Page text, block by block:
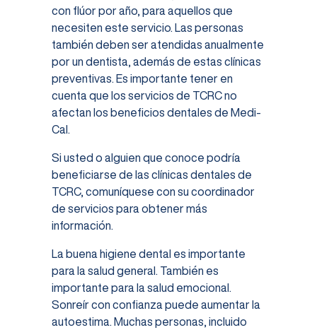
con flúor por año, para aquellos que
necesiten este servicio. Las personas
también deben ser atendidas anualmente
por un dentista, además de estas clínicas
preventivas. Es importante tener en
cuenta que los servicios de TCRC no
afectan los beneficios dentales de Medi-
Cal.
Si usted o alguien que conoce podría
beneficiarse de las clínicas dentales de
TCRC, comuníquese con su coordinador
de servicios para obtener más
información.
La buena higiene dental es importante
para la salud general. También es
importante para la salud emocional.
Sonreír con confianza puede aumentar la
autoestima. Muchas personas, incluido